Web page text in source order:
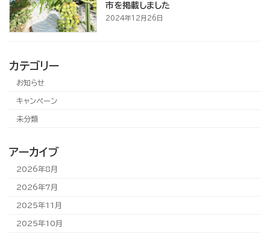
市を掲載しました
2024年12月26日
カテゴリー
お知らせ
キャンペーン
未分類
アーカイブ
2026年8月
2026年7月
2025年11月
2025年10月